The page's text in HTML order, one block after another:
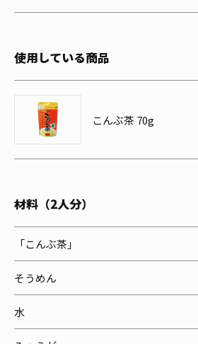
製品の原料産地
ウェルネスフォーラム
お茶の妖精
健康体
Crazy Jasmine
使用している商品
こんぶ茶 70g
材料（2人分）
「こんぶ茶」
そうめん
水